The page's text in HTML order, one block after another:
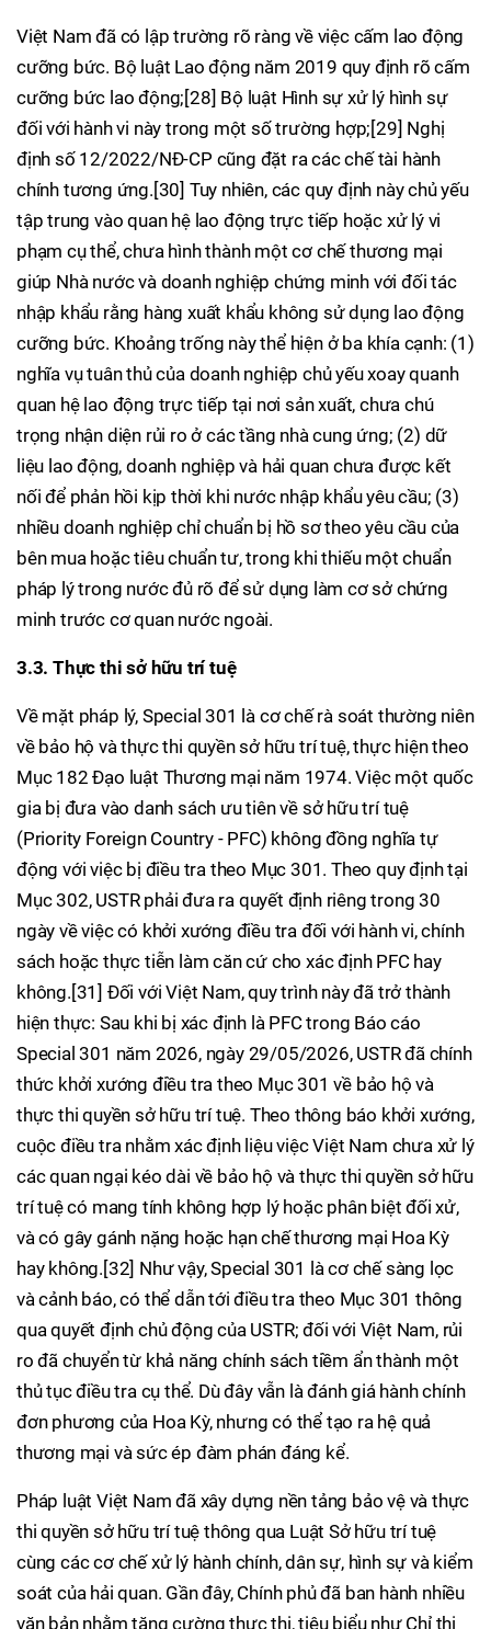
Việt Nam đã có lập trường rõ ràng về việc cấm lao động
cưỡng bức. Bộ luật Lao động năm 2019 quy định rõ cấm
cưỡng bức lao động;[28] Bộ luật Hình sự xử lý hình sự
đối với hành vi này trong một số trường hợp;[29] Nghị
định số 12/2022/NĐ-CP cũng đặt ra các chế tài hành
chính tương ứng.[30] Tuy nhiên, các quy định này chủ yếu
tập trung vào quan hệ lao động trực tiếp hoặc xử lý vi
phạm cụ thể, chưa hình thành một cơ chế thương mại
giúp Nhà nước và doanh nghiệp chứng minh với đối tác
nhập khẩu rằng hàng xuất khẩu không sử dụng lao động
cưỡng bức. Khoảng trống này thể hiện ở ba khía cạnh: (1)
nghĩa vụ tuân thủ của doanh nghiệp chủ yếu xoay quanh
quan hệ lao động trực tiếp tại nơi sản xuất, chưa chú
trọng nhận diện rủi ro ở các tầng nhà cung ứng; (2) dữ
liệu lao động, doanh nghiệp và hải quan chưa được kết
nối để phản hồi kịp thời khi nước nhập khẩu yêu cầu; (3)
nhiều doanh nghiệp chỉ chuẩn bị hồ sơ theo yêu cầu của
bên mua hoặc tiêu chuẩn tư, trong khi thiếu một chuẩn
pháp lý trong nước đủ rõ để sử dụng làm cơ sở chứng
minh trước cơ quan nước ngoài.
3.3. Thực thi sở hữu trí tuệ
Về mặt pháp lý, Special 301 là cơ chế rà soát thường niên
về bảo hộ và thực thi quyền sở hữu trí tuệ, thực hiện theo
Mục 182 Đạo luật Thương mại năm 1974. Việc một quốc
gia bị đưa vào danh sách ưu tiên về sở hữu trí tuệ
(Priority Foreign Country - PFC) không đồng nghĩa tự
động với việc bị điều tra theo Mục 301. Theo quy định tại
Mục 302, USTR phải đưa ra quyết định riêng trong 30
ngày về việc có khởi xướng điều tra đối với hành vi, chính
sách hoặc thực tiễn làm căn cứ cho xác định PFC hay
không.[31] Đối với Việt Nam, quy trình này đã trở thành
hiện thực: Sau khi bị xác định là PFC trong Báo cáo
Special 301 năm 2026, ngày 29/05/2026, USTR đã chính
thức khởi xướng điều tra theo Mục 301 về bảo hộ và
thực thi quyền sở hữu trí tuệ. Theo thông báo khởi xướng,
cuộc điều tra nhằm xác định liệu việc Việt Nam chưa xử lý
các quan ngại kéo dài về bảo hộ và thực thi quyền sở hữu
trí tuệ có mang tính không hợp lý hoặc phân biệt đối xử,
và có gây gánh nặng hoặc hạn chế thương mại Hoa Kỳ
hay không.[32] Như vậy, Special 301 là cơ chế sàng lọc
và cảnh báo, có thể dẫn tới điều tra theo Mục 301 thông
qua quyết định chủ động của USTR; đối với Việt Nam, rủi
ro đã chuyển từ khả năng chính sách tiềm ẩn thành một
thủ tục điều tra cụ thể. Dù đây vẫn là đánh giá hành chính
đơn phương của Hoa Kỳ, nhưng có thể tạo ra hệ quả
thương mại và sức ép đàm phán đáng kể.
Pháp luật Việt Nam đã xây dựng nền tảng bảo vệ và thực
thi quyền sở hữu trí tuệ thông qua Luật Sở hữu trí tuệ
cùng các cơ chế xử lý hành chính, dân sự, hình sự và kiểm
soát của hải quan. Gần đây, Chính phủ đã ban hành nhiều
văn bản nhằm tăng cường thực thi, tiêu biểu như Chỉ thị